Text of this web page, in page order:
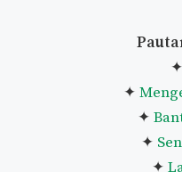
✦
✦
✦
✦
✦